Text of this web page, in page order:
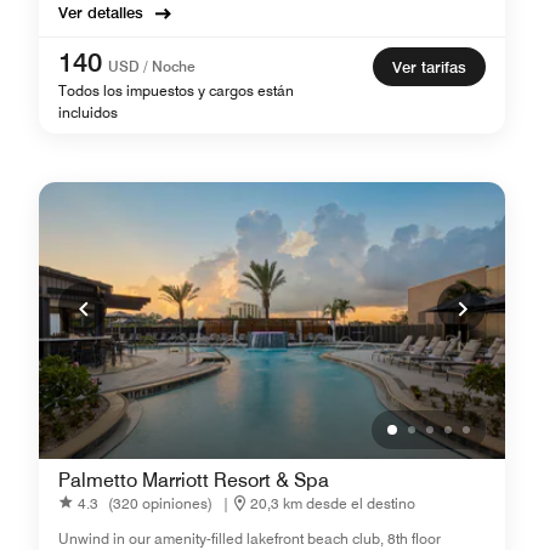
Ver detalles
140 USD / Noche
Todos los impuestos y cargos están
incluidos
Ver tarifas
Palmetto Marriott Resort & Spa
4.3 (320 opiniones) |
20,3 km desde el destino
Unwind in our amenity-filled lakefront beach club, 8th floor